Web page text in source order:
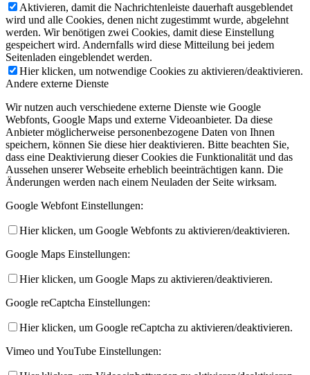
Aktivieren, damit die Nachrichtenleiste dauerhaft ausgeblendet
wird und alle Cookies, denen nicht zugestimmt wurde, abgelehnt
werden. Wir benötigen zwei Cookies, damit diese Einstellung
gespeichert wird. Andernfalls wird diese Mitteilung bei jedem
Seitenladen eingeblendet werden.
Hier klicken, um notwendige Cookies zu aktivieren/deaktivieren.
Andere externe Dienste
Wir nutzen auch verschiedene externe Dienste wie Google
Webfonts, Google Maps und externe Videoanbieter. Da diese
Anbieter möglicherweise personenbezogene Daten von Ihnen
speichern, können Sie diese hier deaktivieren. Bitte beachten Sie,
dass eine Deaktivierung dieser Cookies die Funktionalität und das
Aussehen unserer Webseite erheblich beeinträchtigen kann. Die
Änderungen werden nach einem Neuladen der Seite wirksam.
Google Webfont Einstellungen:
Hier klicken, um Google Webfonts zu aktivieren/deaktivieren.
Google Maps Einstellungen:
Hier klicken, um Google Maps zu aktivieren/deaktivieren.
Google reCaptcha Einstellungen:
Hier klicken, um Google reCaptcha zu aktivieren/deaktivieren.
Vimeo und YouTube Einstellungen: